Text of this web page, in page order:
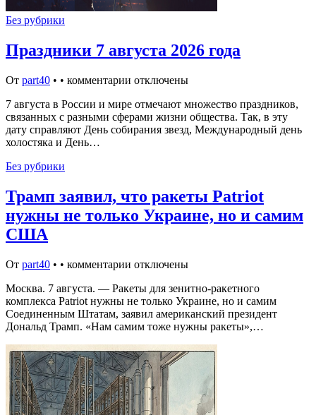
Без рубрики
Праздники 7 августа 2026 года
От part40 • • комментарии отключены
7 августа в России и мире отмечают множество праздников,
связанных с разными сферами жизни общества. Так, в эту
дату справляют День собирания звезд, Международный день
холостяка и День…
Без рубрики
Трамп заявил, что ракеты Patriot
нужны не только Украине, но и самим
США
От part40 • • комментарии отключены
Москва. 7 августа. — Ракеты для зенитно-ракетного
комплекса Patriot нужны не только Украине, но и самим
Соединенным Штатам, заявил американский президент
Дональд Трамп. «Нам самим тоже нужны ракеты»,…